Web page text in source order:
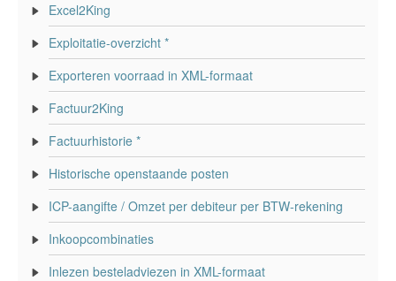
Excel2King
Exploitatie-overzicht *
Exporteren voorraad in XML-formaat
Factuur2King
Factuurhistorie *
Historische openstaande posten
ICP-aangifte / Omzet per debiteur per BTW-rekening
Inkoopcombinaties
Inlezen besteladviezen in XML-formaat